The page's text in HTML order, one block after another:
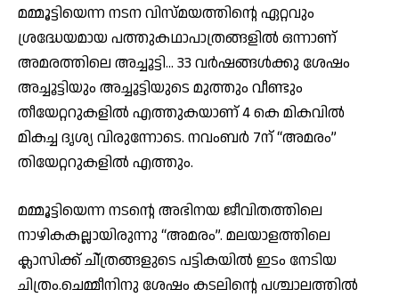
മമ്മൂട്ടിയെന്ന നടന വിസ്മയത്തിന്റെ ഏറ്റവും
ശ്രദ്ധേയമായ പത്തുകഥാപാത്രങ്ങളില്‍ ഒന്നാണ്
അമരത്തിലെ അച്ചൂട്ടി… 33 വര്‍ഷങ്ങള്‍ക്കു ശേഷം
അച്ചൂട്ടിയും അച്ചൂട്ടിയുടെ മുത്തും വീണ്ടും
തീയേറ്ററുകളില്‍ എത്തുകയാണ് 4 കെ മികവില്‍
മികച്ച ദൃശ്യ വിരുന്നോടെ. നവംബർ 7ന് “അമരം”
തിയേറ്ററുകളിൽ എത്തും.
മമ്മൂട്ടിയെന്ന നടന്റെ അഭിനയ ജീവിതത്തിലെ
നാഴികകല്ലായിരുന്നു “അമരം”. മലയാളത്തിലെ
ക്ലാസിക്ക് ചി്ത്രങ്ങളുടെ പട്ടികയില്‍ ഇടം നേടിയ
ചിത്രം.ചെമ്മീനിനു ശേഷം കടലിന്റെ പശ്ചാലത്തിൽ